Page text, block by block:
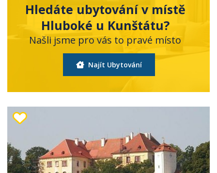
Hledáte ubytování v místě
Hluboké u Kunštátu?
Našli jsme pro vás to pravé místo
Najít Ubytování